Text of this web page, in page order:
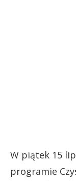
W piątek 15
programie